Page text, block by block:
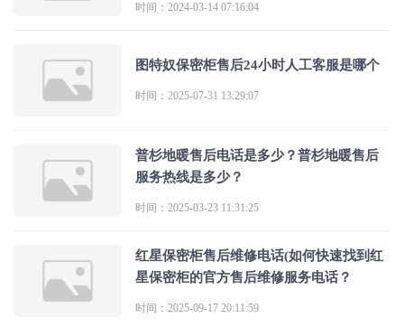
时间：2024-03-14 07:16:04
图特奴保密柜售后24小时人工客服是哪个
时间：2025-07-31 13:29:07
普杉地暖售后电话是多少？普杉地暖售后
服务热线是多少？
时间：2025-03-23 11:31:25
红星保密柜售后维修电话(如何快速找到红
星保密柜的官方售后维修服务电话？
时间：2025-09-17 20:11:59